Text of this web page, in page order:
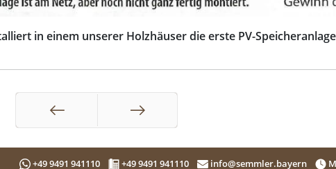
in einem unserer Holzhäuser die erste PV-
Zurück Weiter
+49 9491 941110 +49 9491 941110 info@semmler.bayern